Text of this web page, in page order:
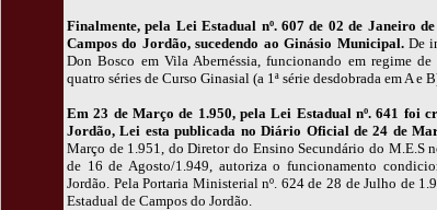
Finalmente, pela Lei Estadual nº. 607 de 02 de Janeiro
Campos do Jordão, sucedendo ao Ginásio Municipal.De
Don Bosco em Vila Abernéssia, funcionando em regime
quatro séries de Curso Ginasial (a 1ª série desdobrada em A e
Em 23 de Março de 1.950, pela Lei Estadual nº. 641 foi
Jordão, Lei esta publicada no Diário Oficial de 24 de
Março de 1.951, do Diretor do Ensino Secundário do M.E.S
de 16 de Agosto/1.949, autoriza o funcionamento
Jordão. Pela Portaria Ministerial nº. 624 de 28 de Julho de
Estadual de Campos do Jordão.